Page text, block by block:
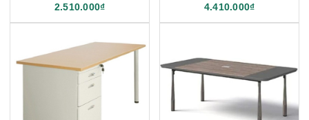
2.510.000₫
4.410.000₫